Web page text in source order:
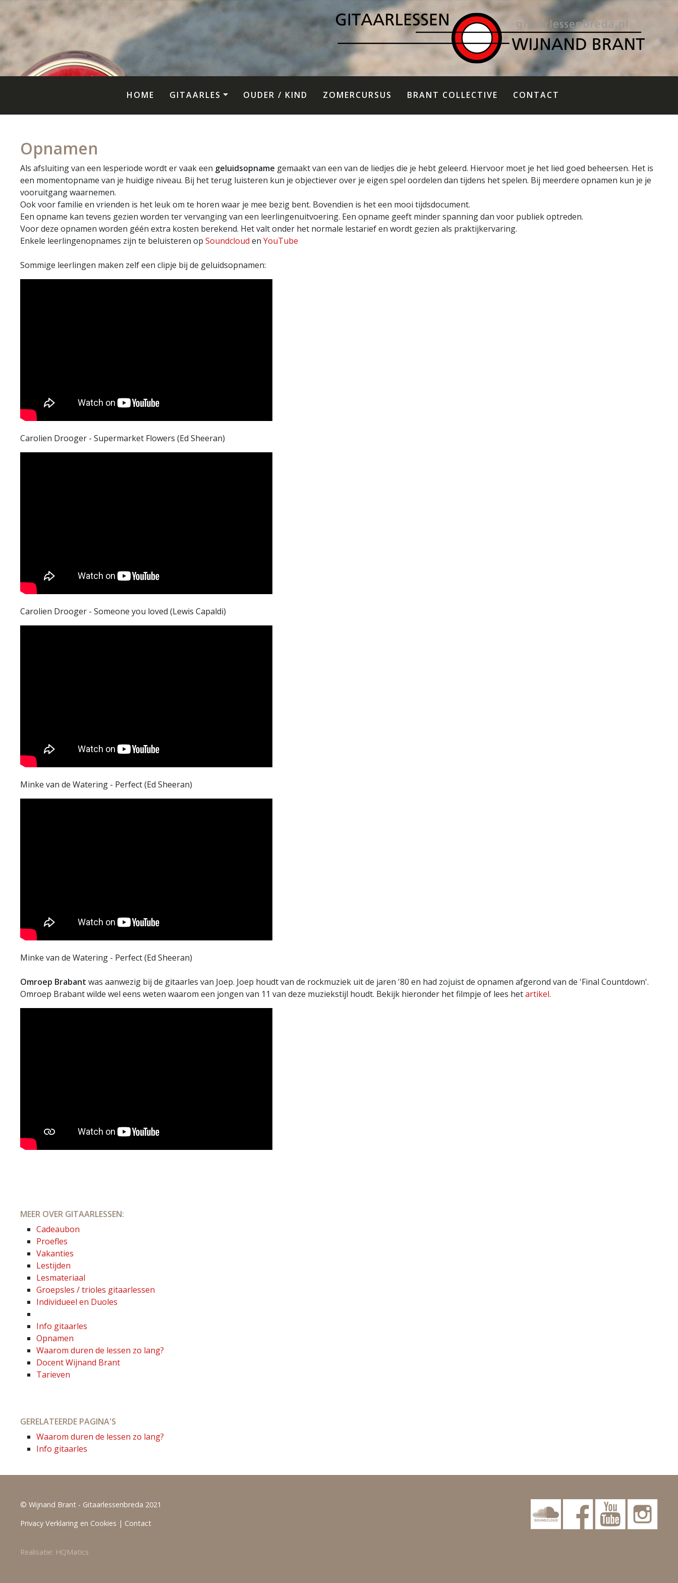
HOME GITAARLES OUDER / KIND ZOMERCURSUS BRANT COLLECTIVE CONTACT
Opnamen
Als afsluiting van een lesperiode wordt er vaak een geluidsopname gemaakt van een van de liedjes die je hebt geleerd. Hiervoor moet je het lied goed beheersen. Het is
een momentopname van je huidige niveau. Bij het terug luisteren kun je objectiever over je eigen spel oordelen dan tijdens het spelen. Bij meerdere opnamen kun je je
vooruitgang waarnemen.
Ook voor familie en vrienden is het leuk om te horen waar je mee bezig bent. Bovendien is het een mooi tijdsdocument.
Een opname kan tevens gezien worden ter vervanging van een leerlingenuitvoering. Een opname geeft minder spanning dan voor publiek optreden.
Voor deze opnamen worden géén extra kosten berekend. Het valt onder het normale lestarief en wordt gezien als praktijkervaring.
Enkele leerlingenopnames zijn te beluisteren op Soundcloud en YouTube
Sommige leerlingen maken zelf een clipje bij de geluidsopnamen:
Carolien Drooger - Supermarket Flowers (Ed Sheeran)
Carolien Drooger - Someone you loved (Lewis Capaldi)
Minke van de Watering - Perfect (Ed Sheeran)
Minke van de Watering - Perfect (Ed Sheeran)
Omroep Brabant was aanwezig bij de gitaarles van Joep. Joep houdt van de rockmuziek uit de jaren '80 en had zojuist de opnamen afgerond van de 'Final Countdown'.
Omroep Brabant wilde wel eens weten waarom een jongen van 11 van deze muziekstijl houdt. Bekijk hieronder het filmpje of lees hetartikel.
MEER OVER GITAARLESSEN:
Cadeaubon
Proefles
Vakanties
Lestijden
Lesmateriaal
Groepsles / trioles gitaarlessen
Individueel en Duoles
Info gitaarles
Opnamen
Waarom duren de lessen zo lang?
Docent Wijnand Brant
Tarieven
GERELATEERDE PAGINA'S
Waarom duren de lessen zo lang?
Info gitaarles
© Wijnand Brant - Gitaarlessenbreda 2021
Privacy Verklaring en Cookies | Contact
Realisatie: HQMatics